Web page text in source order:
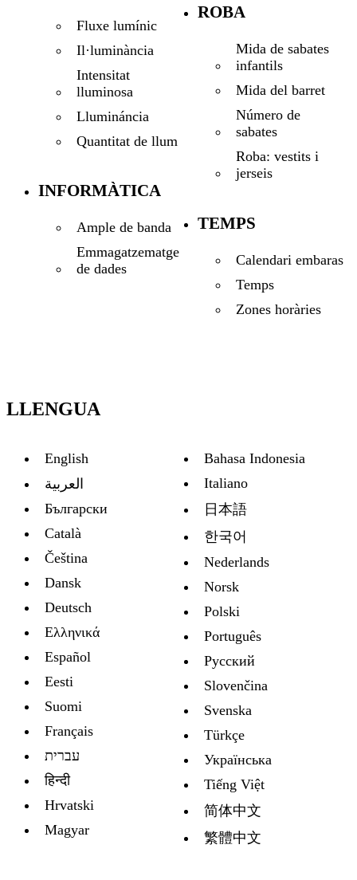
Fluxe lumínic
Il·luminància
Intensitat
lluminosa
Llumináncia
Quantitat de llum
INFORMÀTICA
Ample de banda
Emmagatzematge
de dades
ROBA
Mida de sabates
infantils
Mida del barret
Número de
sabates
Roba: vestits i
jerseis
TEMPS
Calendari embaras
Temps
Zones horàries
LLENGUA
English
العربية
Български
Català
Čeština
Dansk
Deutsch
Ελληνικά
Español
Eesti
Suomi
Français
עברית
हिन्दी
Hrvatski
Magyar
Bahasa Indonesia
Italiano
日本語
한국어
Nederlands
Norsk
Polski
Português
Русский
Slovenčina
Svenska
Türkçe
Украïнська
Tiếng Việt
简体中文
繁體中文